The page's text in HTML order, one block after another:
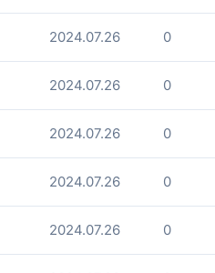
2024.07.26 0
2024.07.26 0
2024.07.26 0
2024.07.26 0
2024.07.26 0